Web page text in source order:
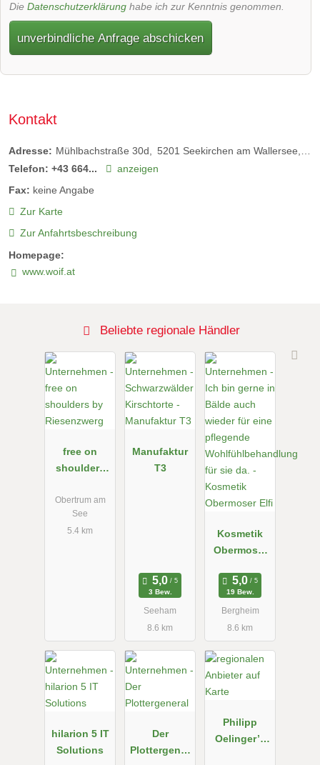
Die Datenschutzerklärung habe ich zur Kenntnis genommen.
unverbindliche Anfrage abschicken
Kontakt
Adresse: Mühlbachstraße 30d 5201 Seekirchen am Wallersee
Telefon: +43 664...
anzeigen
Fax: keine Angabe
Zur Karte
Zur Anfahrtsbeschreibung
Homepage:
www.woif.at
Beliebte regionale Händler
free on
shoulders
Riesenzwerg
Obertrum am
See
5.4 km
Manufaktur
T3
3 Bew.
Seeham
8.6 km
Kosmetik
Obermoser
19 Bew.
Bergheim
8.6 km
hilarion 5 IT
Solutions
Der
Plottergener
Philipp
Oelinger’s